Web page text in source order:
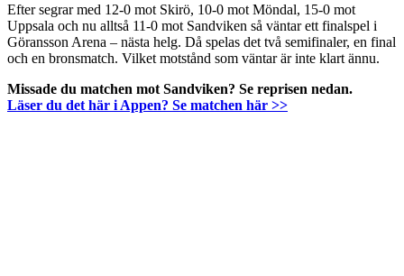
Efter segrar med 12-0 mot Skirö, 10-0 mot Möndal, 15-0 mot
Uppsala och nu alltså 11-0 mot Sandviken så väntar ett finalspel i
Göransson Arena – nästa helg. Då spelas det två semifinaler, en final
och en bronsmatch. Vilket motstånd som väntar är inte klart ännu.
Missade du matchen mot Sandviken? Se reprisen nedan.
Läser du det här i Appen? Se matchen här >>